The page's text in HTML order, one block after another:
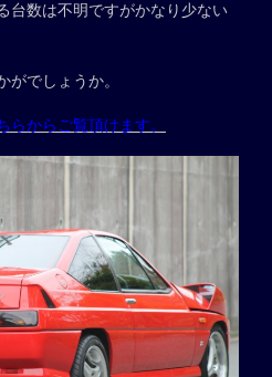
台数は不明ですがかなり少ない
がでしょうか。
からご覧頂けます。